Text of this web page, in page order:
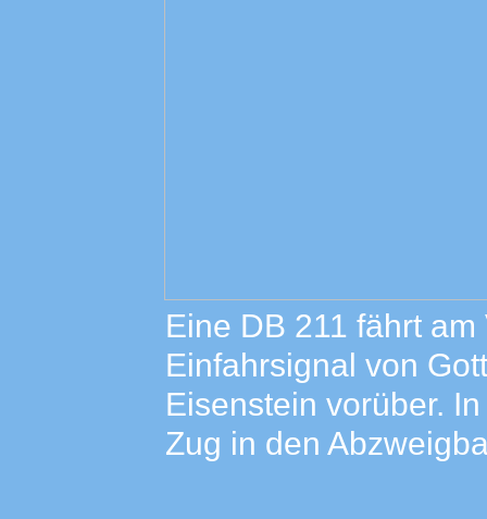
Eine DB 211 fährt
Einfahrsignal von
Eisenstein vorüber.
Zug in den